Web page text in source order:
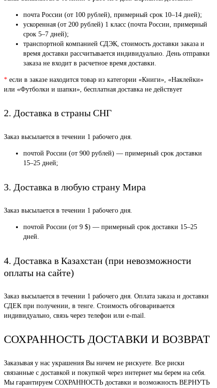
почта России (от 100 рублей), примерный срок 10–14 дней);
ускоренная (от 200 рублей) 1 класс (почта России, примерный
срок 5–7 дней);
транспортной компанией СДЭК, стоимость доставки заказа и
время доставки рассчитывается индивидуально. День отправки
заказа не входит в расчетное время доставки.
* если в заказе находится товар из категории «Книги», «Наклейки»
или «Футболки и шапки», бесплатная доставка не действует
2. Доставка в страны СНГ
Заказ высылается в течении 1 рабочего дня.
почтой России (от 900 рублей) — примерный срок доставки
15–25 дней;
3. Доставка в любую страну Мира
Заказ высылается в течении 1 рабочего дня.
почтой России (от 9 $) — примерный срок доставки 15–25
дней.
4. Доставка в Казахстан (при невозможности
оплаты на сайте)
Заказ высылается в течении 1 рабочего дня. Оплата заказа и доставки
СДЕК при получении, в тенге. Стоимость обговаривается
индивидуально, связь через телефон или e-mail.
СОХРАННОСТЬ ДОСТАВКИ И ВОЗВРАТ
Заказывая у нас украшения Вы ничем не рискуете. Все риски
связанные с доставкой и покупкой через интернет мы берем на себя.
Мы гарантируем СОХРАННОСТЬ доставки и возможность ВЕРНУТЬ